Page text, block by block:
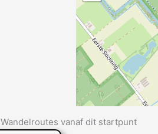
Wandelroutes vanaf dit startpunt